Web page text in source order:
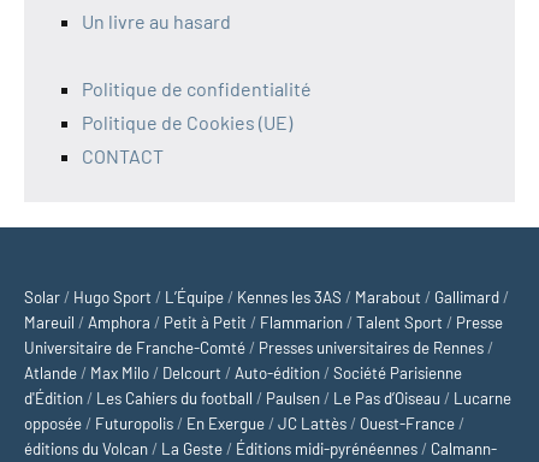
Un livre au hasard
Politique de confidentialité
Politique de Cookies (UE)
CONTACT
Solar / Hugo Sport / L’Équipe / Kennes les 3AS / Marabout / Gallimard /
Mareuil / Amphora / Petit à Petit / Flammarion /Talent Sport / Presse
Universitaire de Franche-Comté / Presses universitaires de Rennes /
Atlande / Max Milo / Delcourt / Auto-édition /Société Parisienne
d'Édition / Les Cahiers du football / Paulsen / Le Pas d’Oiseau / Lucarne
opposée / Futuropolis / En Exergue /JC Lattès / Ouest-France /
éditions du Volcan / La Geste / Éditions midi-pyrénéennes / Calmann-